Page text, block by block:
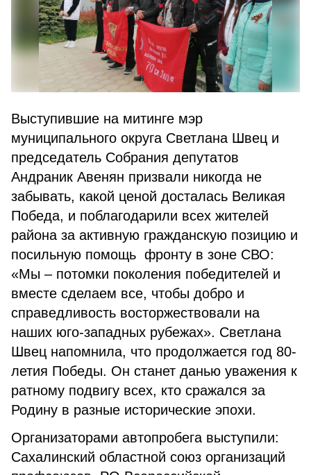
Выступившие на митинге мэр
муниципального округа Светлана Швец и
председатель Собрания депутатов
Андраник Авенян призвали никогда не
забывать, какой ценой досталась Великая
Победа, и поблагодарили всех жителей
района за активную гражданскую позицию и
посильную помощь фронту в зоне СВО:
«Мы – потомки поколения победителей и
вместе сделаем все, чтобы добро и
справедливость восторжествовали на
наших юго-западных рубежах». Светлана
Швец напомнила, что продолжается год 80-
летия Победы. Он станет данью уважения к
ратному подвигу всех, кто сражался за
Родину в разные исторические эпохи.
Организаторами автопробега выступили:
Сахалинский областной союз организаций